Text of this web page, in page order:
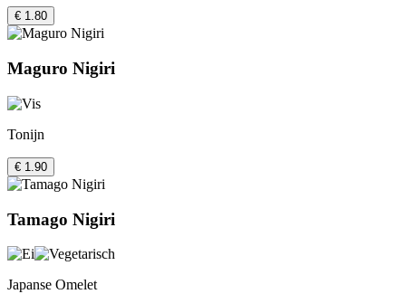
€ 1.80
Maguro Nigiri
Tonijn
€ 1.90
Tamago Nigiri
Japanse Omelet